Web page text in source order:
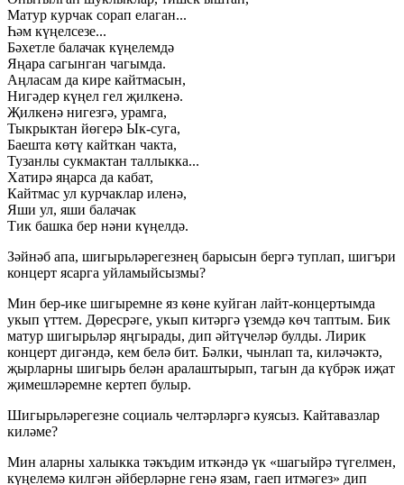
Матур курчак сорап елаган...
Һәм күңелсезе...
Бәхетле балачак күңелемдә
Яңара сагынган чагымда.
Аңласам да кире кайтмасын,
Нигәдер күңел гел җилкенә.
Җилкенә нигезгә, урамга,
Тыкрыктан йөгерә Ык-суга,
Баешта көтү кайткан чакта,
Тузанлы сукмактан таллыкка...
Хатирә яңарса да кабат,
Кайтмас ул курчаклар иленә,
Яши ул, яши балачак
Тик башка бер нәни күңелдә.
Зәйнәб апа, шигырьләрегезнең барысын бергә туплап, шигъри
концерт ясарга уйламыйсызмы?
Мин бер-ике шигыремне яз көне куйган лайт-концертымда
укып үттем. Дөресрәге, укып китәргә үземдә көч таптым. Бик
матур шигырьләр яңгырады, дип әйтүчеләр булды. Лирик
концерт дигәндә, кем белә бит. Бәлки, чынлап та, киләчәктә,
җырларны шигырь белән аралаштырып, тагын да күбрәк иҗат
җимешләремне кертеп булыр.
Шигырьләрегезне социаль челтәрләргә куясыз. Кайтавазлар
киләме?
Мин аларны халыкка тәкъдим иткәндә үк «шагыйрә түгелмен,
күңелемә килгән әйберләрне генә язам, гаеп итмәгез» дип